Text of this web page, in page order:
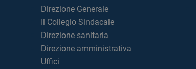
Direzione Generale
Il Collegio Sindacale
Direzione sanitaria
Direzione amministrativa
Uffici